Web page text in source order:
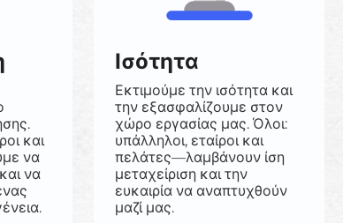
και
να
να
Ισότητα
Εκτιμούμε την ισότητα και
την εξασφαλίζουμε στον
χώρο εργασίας μας. Όλοι:
υπάλληλοι, εταίροι και
πελάτες—λαμβάνουν ίση
μεταχείριση και την
ευκαιρία να αναπτυχθούν
μαζί μας.